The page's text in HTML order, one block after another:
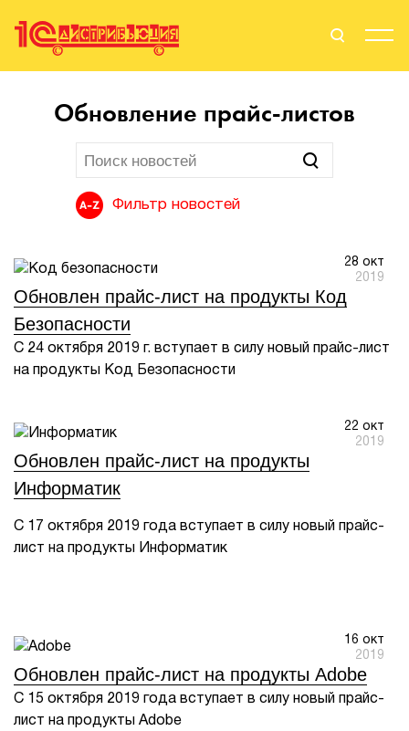
Поиск Вход
Стать Партнером
Вендоры
Партнерам
1Cофт
Обновление прайс-листов
Фильтр новостей
28 окт
2019
Обновлен прайс-лист на продукты Код
Безопасности
С 24 октября 2019 г. вступает в силу новый прайс-лист
на продукты Код Безопасности
22 окт
2019
Обновлен прайс-лист на продукты
Информатик
С 17 октября 2019 года вступает в силу новый прайс-
лист на продукты Информатик
16 окт
2019
Обновлен прайс-лист на продукты Adobe
С 15 октября 2019 года вступает в силу новый прайс-
лист на продукты Adobe